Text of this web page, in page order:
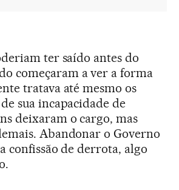
ter saído antes do
começaram a ver a forma
tratava até mesmo os
sua incapacidade de
deixaram o cargo, mas
Abandonar o Governo
confissão de derrota, algo